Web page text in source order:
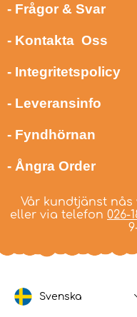
- Frågor & Svar
- Kontakta Oss
- Integritetspolicy
- Leveransinfo
- Fyndhörnan
- Ångra Order
Vår kundtjänst nås
eller via telefon 026-
Svenska